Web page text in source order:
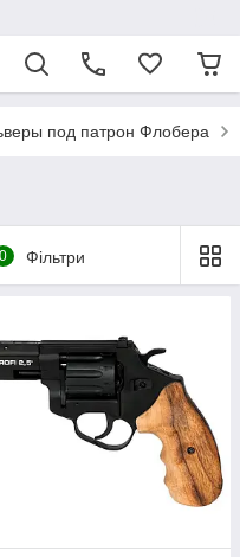
под патрон Флобера
0 Фільтри